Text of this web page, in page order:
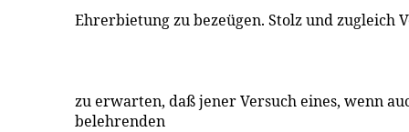
Ehrerbietung zu bezeügen. Stolz und zugleich
zu erwarten, daß jener Versuch eines, wenn
belehrenden